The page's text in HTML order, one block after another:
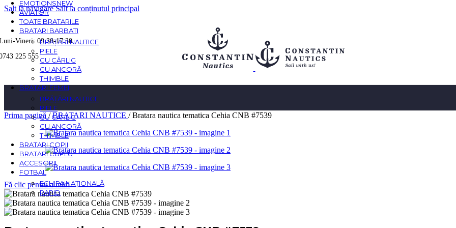
Salt la navigareSalt la conținutul principal
Vineri: 09:30-17:30
225 555
EMOTIONSNEW
AVIATOR
TOATE BRATARILE
BRATARI BARBATI
BRĂȚĂRI NAUTICE
PIELE
CU CÂRLIG
CU ANCORĂ
THIMBLE
BRATARI FEMEI
BRĂȚĂRI NAUTICE
PIELE
CU CÂRLIG
CU ANCORĂ
THIMBLE
BRATARI COPII
BRATARI CUPLU
ACCESORII
FOTBAL
ECHIPA NAȚIONALĂ
RAPID
Prima pagină / BRATARI NAUTICE / Bratara nautica tematica Cehia CNB #7539
Fă clic pentru a mări